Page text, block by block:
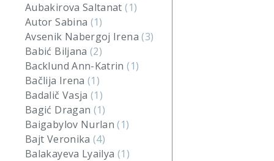
Aubakirova Saltanat(1)
Autor Sabina (1)
Avsenik Nabergoj Irena(3)
Babić Biljana(2)
Backlund Ann-Katrin(1)
Bačlija Irena(1)
Badalič Vasja(1)
Bagić Dragan (1)
Baigabylov Nurlan(1)
Bajt Veronika(4)
Balakayeva Lyailya (1)